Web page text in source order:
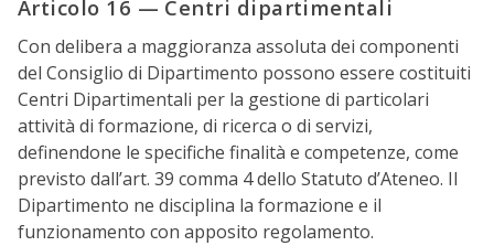
Articolo 16 — Centri dipartimentali
Con delibera a maggioranza assoluta dei componenti
del Consiglio di Dipartimento possono essere costituiti
Centri Dipartimentali per la gestione di particolari
attività di formazione, di ricerca o di servizi,
definendone le specifiche finalità e competenze, come
previsto dall’art. 39 comma 4 dello Statuto d’Ateneo. Il
Dipartimento ne disciplina la formazione e il
funzionamento con apposito regolamento.